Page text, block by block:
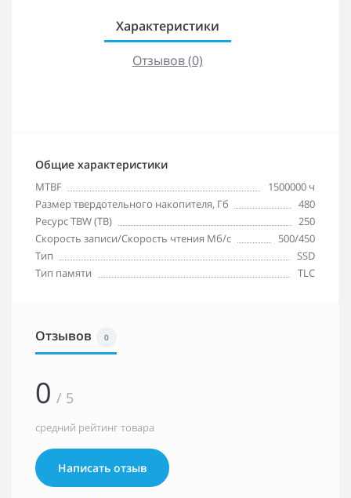
Характеристики
Отзывов (0)
Общие характеристики
MTBF
1500000 ч
Размер твердотельного накопителя, Гб
480
Ресурс TBW (TB)
250
Скорость записи/Скорость чтения Мб/с
500/450
Тип
SSD
Тип памяти
TLC
Отзывов 0
0 / 5
средний рейтинг товара
Написать отзыв